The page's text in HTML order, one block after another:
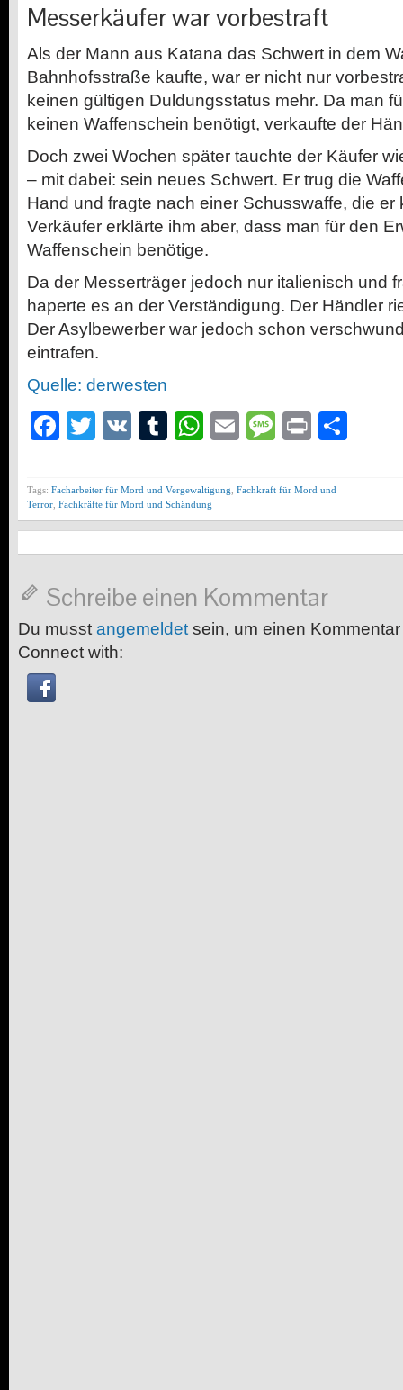
Messerkäufer war vorbestraft
Als der Mann aus Katana das Schwert in dem
Bahnhofsstraße kaufte, war er nicht nur
keinen gültigen Duldungsstatus mehr. Da man
keinen Waffenschein benötigt, verkaufte der
Doch zwei Wochen später tauchte der Käufer
– mit dabei: sein neues Schwert. Er trug die
Hand und fragte nach einer Schusswaffe, die er
Verkäufer erklärte ihm aber, dass man für den
Waffenschein benötige.
Da der Messerträger jedoch nur italienisch und
haperte es an der Verständigung. Der Händler
Der Asylbewerber war jedoch schon
eintrafen.
Quelle: derwesten
Facebook
Twitter
VK Tumblr
WhatsApp
EmailMessage
Print
Tags: Facharbeiter für Mord und Vergewaltigung Fachkraft für Mord und
Terror Fachkräfte für Mord und Schändung
Schreibe einen Kommentar
Du musst angemeldet sein, um einen
Connect with: